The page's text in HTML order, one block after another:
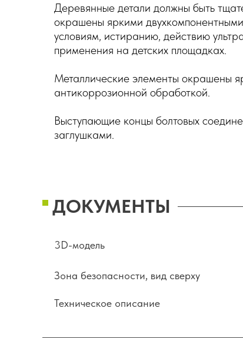
Деревянные детали должны быть
окрашены яркими
условиям, истиранию, действию
применения на детских площадках.
Металлические элементы окрашены
антикоррозионной обработкой.
Выступающие концы болтовых
заглушками.
ДОКУМЕНТЫ
3D-модель
Техническое описание
Зона безопасности, вид сверху